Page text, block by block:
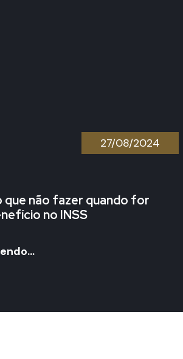
27/08/2024
que não fazer quando for
no INSS